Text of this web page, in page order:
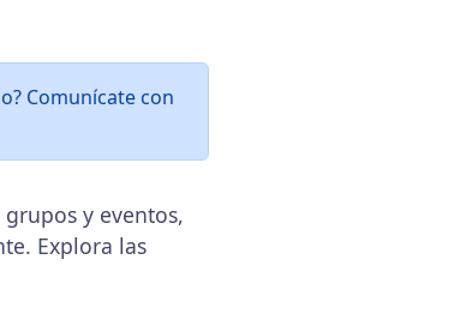
Comunícate con
grupos y eventos,
Explora las